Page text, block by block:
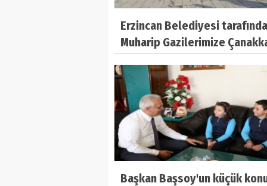
Erzincan Belediyesi
Muharip Gazilerimize
Başkan Başsoy'un küçük